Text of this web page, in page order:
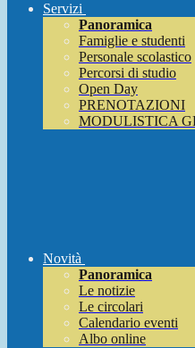
Servizi
Panoramica
Famiglie e studenti
Personale scolastico
Percorsi di studio
Open Day
PRENOTAZIONI
MODULISTICA
Novità
Panoramica
Le notizie
Le circolari
Calendario eventi
Albo online